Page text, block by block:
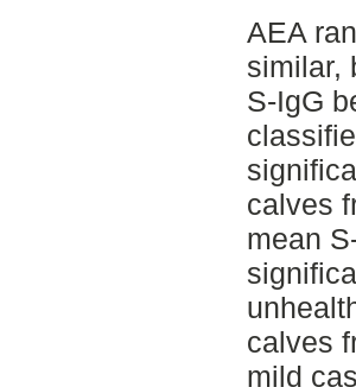
AEA
similar,
S-IgG
calves
mean
calves
mild